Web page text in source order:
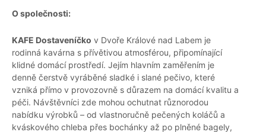
O společnosti:
KAFE Dostaveníčko v Dvoře Králové nad Labem je
rodinná kavárna s přívětivou atmosférou, připomínající
klidné domácí prostředí. Jejím hlavním zaměřením je
denně čerstvě vyráběné sladké i slané pečivo, které
vzniká přímo v provozovně s důrazem na domácí kvalitu a
péči. Návštěvníci zde mohou ochutnat různorodou
nabídku výrobků – od vlastnoručně pečených koláčů a
kváskového chleba přes bochánky až po plněné bagely,